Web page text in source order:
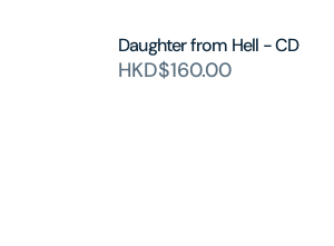
Daughter from Hell - CD
HKD$160.00